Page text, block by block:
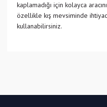
kaplamadığı için kolayca
özellikle kış mevsiminde
kullanabilirsiniz.